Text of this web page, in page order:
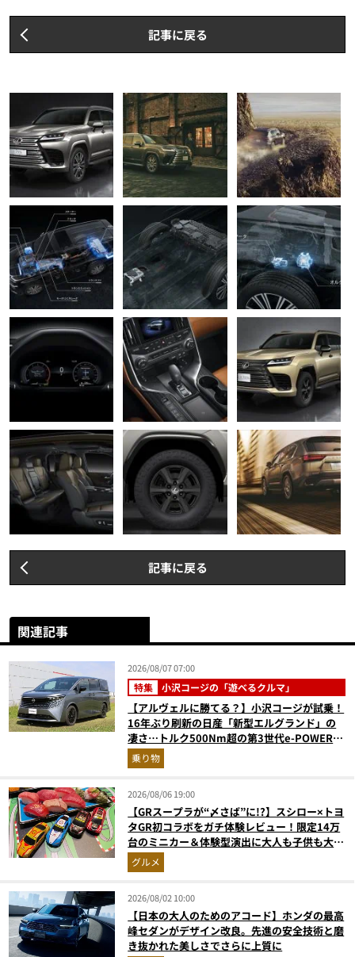
記事に戻る
記事に戻る
関連記事
2026/08/07 07:00
特集 小沢コージの「遊べるクルマ」
【アルヴェルに勝てる？】小沢コージが試乗！
16年ぶり刷新の日産「新型エルグランド」の
凄さ…トルク500Nm超の第3世代e-POWER＆
和の格調高きデザインを徹底チェック
乗り物
2026/08/06 19:00
【GRスープラが“〆さば”に!?】スシロー×トヨ
タGR初コラボをガチ体験レビュー！限定14万
台のミニカー＆体験型演出に大人も子供も大興
奮間違いなし
グルメ
2026/08/02 10:00
【日本の大人のためのアコード】ホンダの最高
峰セダンがデザイン改良。先進の安全技術と磨
き抜かれた美しさでさらに上質に